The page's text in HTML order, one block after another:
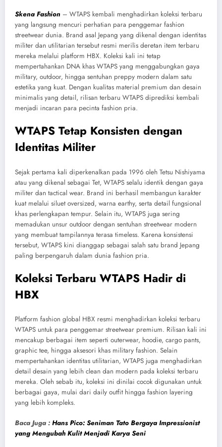
Skena Fashion – WTAPS kembali menghadirkan koleksi terbaru
yang langsung mencuri perhatian para penggemar fashion
streetwear dunia. Brand asal Jepang yang dikenal dengan identitas
militer dan utilitarian tersebut resmi merilis deretan item terbaru
mereka melalui platform HBX. Koleksi kali ini tetap
mempertahankan DNA khas WTAPS yang menggabungkan gaya
military, outdoor, hingga sentuhan preppy modern dalam satu
estetika yang kuat. Dengan kualitas material premium dan desain
minimalis yang detail, rilisan terbaru WTAPS diprediksi kembali
menjadi incaran para pecinta fashion pria.
WTAPS Tetap Konsisten dengan
Identitas Militer
Sejak pertama kali diperkenalkan pada 1996 oleh Tetsu Nishiyama
atau yang dikenal sebagai Tet, WTAPS selalu identik dengan gaya
militer dan tactical wear. Brand ini berhasil membangun karakter
kuat melalui siluet oversized, warna earthy, serta detail fungsional
khas perlengkapan tempur. Selain itu, WTAPS juga sering
memadukan unsur outdoor dengan sentuhan streetwear modern
yang membuat tampilannya terasa timeless. Karena konsistensi
tersebut, WTAPS kini dianggap sebagai salah satu brand Jepang
paling berpengaruh dalam dunia fashion pria.
Koleksi Terbaru WTAPS Hadir di
HBX
Platform fashion global HBX resmi menghadirkan koleksi terbaru
WTAPS untuk para penggemar streetwear premium. Rilisan kali ini
mencakup berbagai item seperti outerwear, hoodie, cargo pants,
graphic tee, hingga aksesori khas military fashion. Selain
mempertahankan identitas utilitarian, WTAPS juga menghadirkan
detail desain yang lebih clean dan modern pada koleksi terbaru
mereka. Oleh sebab itu, koleksi ini dinilai cocok digunakan untuk
berbagai gaya, mulai dari daily outfit hingga fashion layering
yang lebih kompleks.
Baca Juga : Hans Pico: Seniman Tato Bergaya Impressionist
yang Mengubah Kulit Menjadi Karya Seni